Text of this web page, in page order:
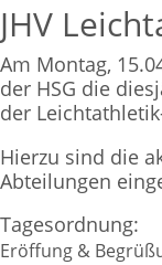
JHV
Am Montag,
der HSG die
der
Hierzu sind die
Abteilungen
Tagesordnung:
Eröffung &